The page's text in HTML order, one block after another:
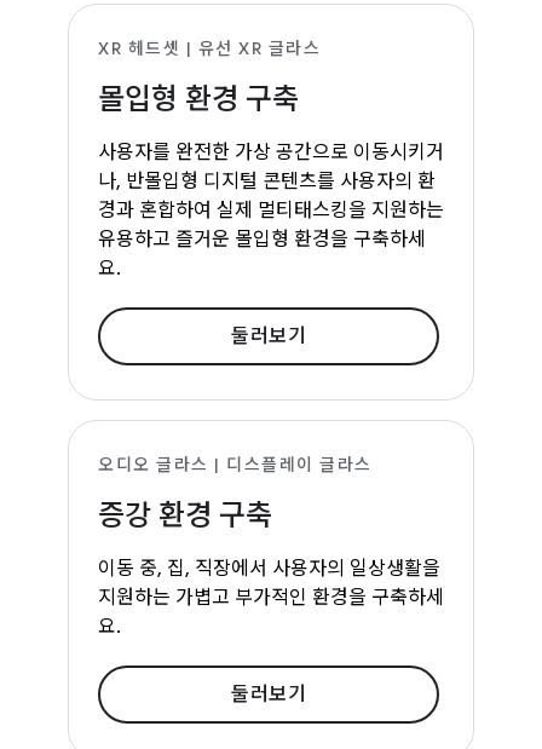
XR 헤드셋 | 유선 XR 글라스
몰입형 환경 구축
사용자를 완전한 가상 공간으로 이동시키거
나, 반몰입형 디지털 콘텐츠를 사용자의 환
경과 혼합하여 실제 멀티태스킹을 지원하는
유용하고 즐거운 몰입형 환경을 구축하세
요.
둘러보기
오디오 글라스 | 디스플레이 글라스
증강 환경 구축
이동 중, 집, 직장에서 사용자의 일상생활을
지원하는 가볍고 부가적인 환경을 구축하세
요.
둘러보기